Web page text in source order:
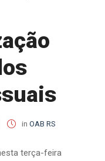
in OAB RS
terça-feira